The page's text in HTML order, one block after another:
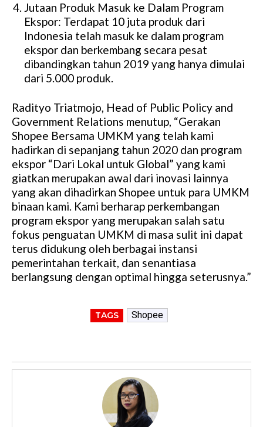
Jutaan Produk Masuk ke Dalam Program
Ekspor: Terdapat 10 juta produk dari
Indonesia telah masuk ke dalam program
ekspor dan berkembang secara pesat
dibandingkan tahun 2019 yang hanya dimulai
dari 5.000 produk.
Radityo Triatmojo, Head of Public Policy and
Government Relations menutup, “Gerakan
Shopee Bersama UMKM yang telah kami
hadirkan di sepanjang tahun 2020 dan program
ekspor “Dari Lokal untuk Global” yang kami
giatkan merupakan awal dari inovasi lainnya
yang akan dihadirkan Shopee untuk para UMKM
binaan kami. Kami berharap perkembangan
program ekspor yang merupakan salah satu
fokus penguatan UMKM di masa sulit ini dapat
terus didukung oleh berbagai instansi
pemerintahan terkait, dan senantiasa
berlangsung dengan optimal hingga seterusnya.”
TAGS Shopee